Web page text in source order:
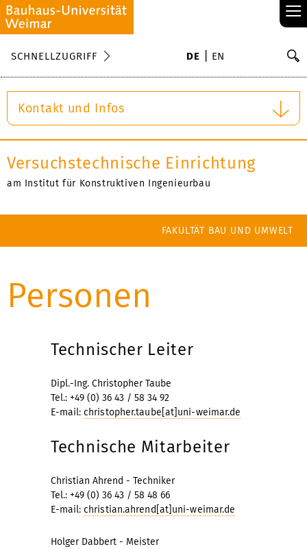
≡
SCHNELLZUGRIFF DE EN
Kontakt und Infos
Versuchstechnische Einrichtung
am Institut für Konstruktiven Ingenieurbau
FAKULTÄT BAU UND UMWELT
Personen
Technischer Leiter
Dipl.-Ing. Christopher Taube
Tel.: +49 (0) 36 43 / 58 34 92
E-mail: christopher.taube[at]uni-weimar.de
Technische Mitarbeiter
Christian Ahrend - Techniker
Tel.: +49 (0) 36 43 / 58 48 66
E-mail: christian.ahrend[at]uni-weimar.de
Holger Dabbert - Meister